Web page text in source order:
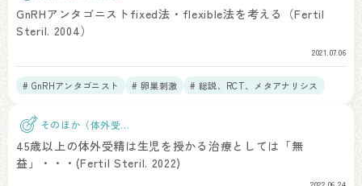
GnRHアンタゴニストfixed法・flexible法を考える（Fertil
Steril. 2004）
2021.07.06
# GnRHアンタゴニスト # 卵巣刺激 # 総説、RCT、メタアナリシス
そのほか（体外受
45歳以上の体外受精は生児を授かる治療としては「無
益」・・・(Fertil Steril. 2022)